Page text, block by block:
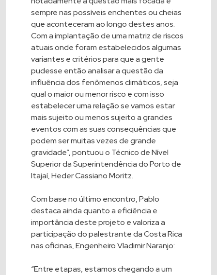
sempre nas possíveis enchentes ou cheias
que aconteceram ao longo destes anos.
Com a implantação de uma matriz de riscos
atuais onde foram estabelecidos algumas
variantes e critérios para que a gente
pudesse então analisar a questão da
influência dos fenômenos climáticos, seja
qual o maior ou menor risco e com isso
estabelecer uma relação se vamos estar
mais sujeito ou menos sujeito a grandes
eventos com as suas consequências que
podem ser muitas vezes de grande
gravidade”, pontuou o Técnico de Nível
Superior da Superintendência do Porto de
Itajaí, Heder Cassiano Moritz.
Com base no último encontro, Pablo
destaca ainda quanto a eficiência e
importância deste projeto e valoriza a
participação do palestrante da Costa Rica
nas oficinas, Engenheiro Vladimir Naranjo:
“Entre etapas, estamos chegando a um